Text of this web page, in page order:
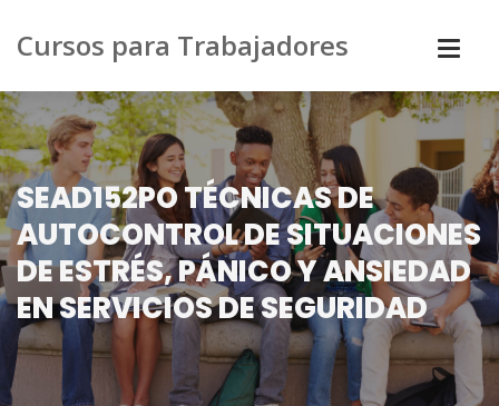
Cursos para Trabajadores
SEAD152PO TÉCNICAS DE
AUTOCONTROL DE SITUACIONES
DE ESTRÉS, PÁNICO Y ANSIEDAD
EN SERVICIOS DE SEGURIDAD